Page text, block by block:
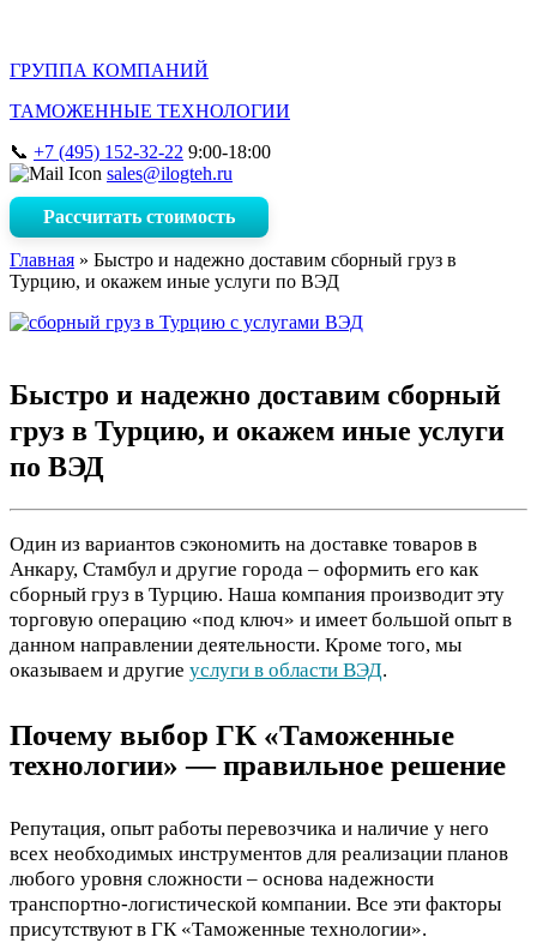
ГРУППА КОМПАНИЙ
ТАМОЖЕННЫЕ ТЕХНОЛОГИИ
+7 (495) 152-32-22 9:00-18:00
sales@ilogteh.ru
Рассчитать стоимость
Главная » Быстро и надежно доставим сборный груз в
Турцию, и окажем иные услуги по ВЭД
Быстро и надежно доставим сборный
груз в Турцию, и окажем иные услуги
по ВЭД
Один из вариантов сэкономить на доставке товаров в
Анкару, Стамбул и другие города – оформить его как
сборный груз в Турцию. Наша компания производит эту
торговую операцию «под ключ» и имеет большой опыт в
данном направлении деятельности. Кроме того, мы
оказываем и другие услуги в области ВЭД.
Почему выбор ГК «Таможенные
технологии» — правильное решение
Репутация, опыт работы перевозчика и наличие у него
всех необходимых инструментов для реализации планов
любого уровня сложности – основа надежности
транспортно-логистической компании. Все эти факторы
присутствуют в ГК «Таможенные технологии».